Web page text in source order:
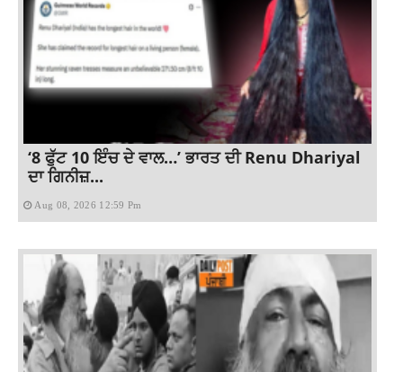
‘8 ਫੁੱਟ 10 ਇੰਚ ਦੇ ਵਾਲ…’ ਭਾਰਤ ਦੀ Renu Dhariyal
ਦਾ ਗਿਨੀਜ਼...
Aug 08, 2026 12:59 Pm